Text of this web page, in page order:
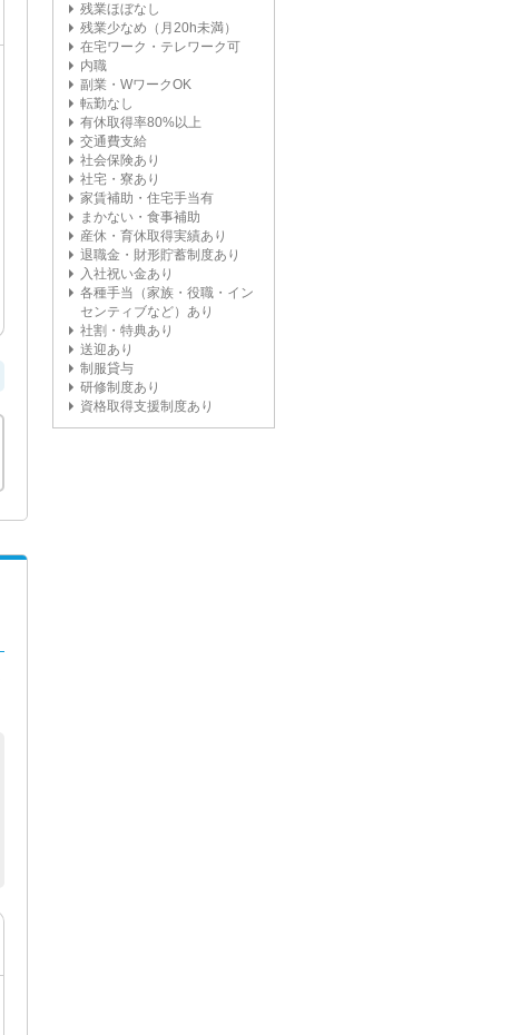
残業ほぼなし
残業少なめ（月20h未満）
在宅ワーク・テレワーク可
内職
副業・WワークOK
転勤なし
有休取得率80%以上
交通費支給
社会保険あり
社宅・寮あり
家賃補助・住宅手当有
まかない・食事補助
産休・育休取得実績あり
退職金・財形貯蓄制度あり
入社祝い金あり
各種手当（家族・役職・イン
センティブなど）あり
社割・特典あり
送迎あり
制服貸与
研修制度あり
資格取得支援制度あり